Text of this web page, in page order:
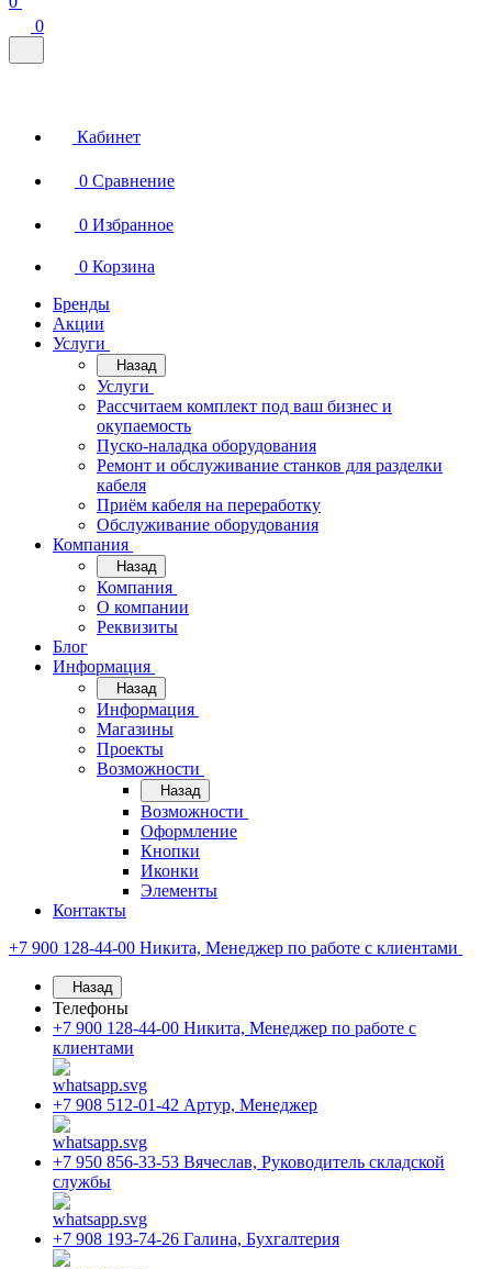
0
Кабинет
0 Сравнение
0 Избранное
0 Корзина
Бренды
Акции
Услуги
Назад
Услуги
Рассчитаем комплект под ваш бизнес и
окупаемость
Пуско-наладка оборудования
Ремонт и обслуживание станков для разделки
кабеля
Приём кабеля на переработку
Обслуживание оборудования
Компания
Назад
Компания
О компании
Реквизиты
Блог
Информация
Назад
Информация
Магазины
Проекты
Возможности
Назад
Возможности
Оформление
Кнопки
Иконки
Элементы
Контакты
+7 900 128-44-00 Никита, Менеджер по работе с клиентами
Назад
Телефоны
+7 900 128-44-00 Никита, Менеджер по работе с
клиентами
+7 908 512-01-42 Артур, Менеджер
+7 950 856-33-53 Вячеслав, Руководитель складской
службы
+7 908 193-74-26 Галина, Бухгалтерия